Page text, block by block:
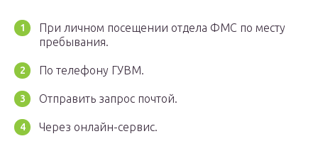
При личном посещении отдела ФМС по месту
пребывания.
По телефону ГУВМ.
Отправить запрос почтой.
Через онлайн-сервис.